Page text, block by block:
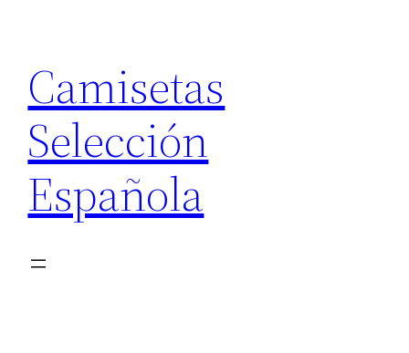
contenido
Camisetas
Selección
Española